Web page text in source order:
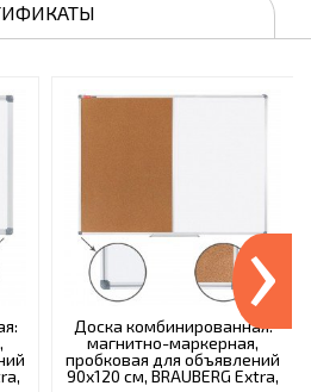
Доска комбинированная:
магнитно-маркерная,
пробковая для объявлений
90х120 см, BRAUBERG Extra,
›